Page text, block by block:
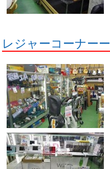
レジャーコーナーー